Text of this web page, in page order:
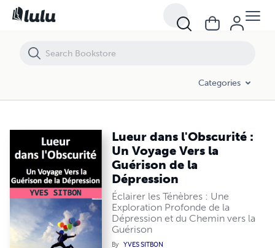
Categories
Lueur dans l'Obscurité :
Un Voyage Vers la
Guérison de la
Dépression
Éclairer les Ténèbres : Une
Exploration Profonde de la
Dépression et du Chemin vers la
Guérison
By YVES SITBON
Lueur dans l'Obscurité : Un Voyage Vers la Guérison de la Dépression